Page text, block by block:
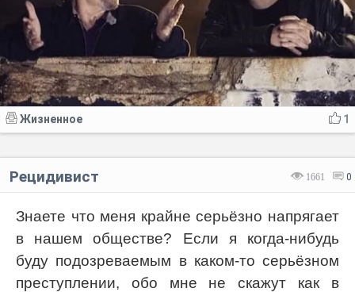
1
Жизненное
1661 0
Рецидивист
Знаете что меня крайне серьёзно напрягает
в нашем обществе? Если я когда-нибудь
буду подозреваемым в каком-то серьёзном
преступлении, обо мне не скажут как в